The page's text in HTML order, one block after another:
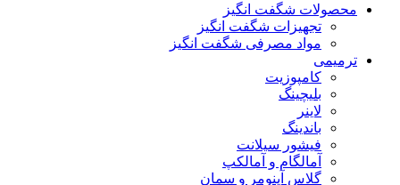
محصولات شگفت انگیز
تجهیزات شگفت انگیز
مواد مصرفی شگفت انگیز
ترمیمی
کامپوزیت
بلیچینگ
لاینر
باندینگ
فیشور سیلانت
آمالگام و آمالکپ
گلاس آینومر و سمان